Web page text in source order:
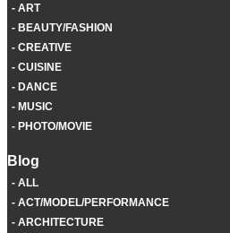
ART
BEAUTY/FASHION
CREATIVE
CUISINE
DANCE
MUSIC
PHOTO/MOVIE
Blog
ALL
ACT/MODEL/PERFORMANCE
ARCHITECTURE